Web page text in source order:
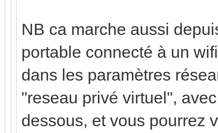
NB ca marche aussi
portable connecté à un
dans les paramètres
"reseau privé virtuel",
dessous, et vous pourrez